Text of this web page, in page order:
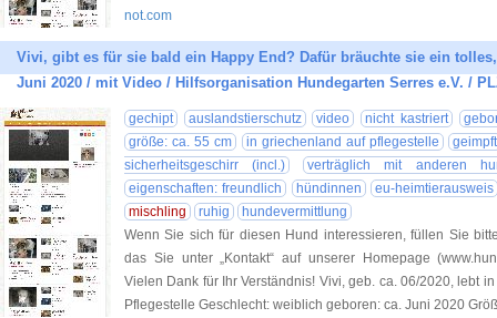
not.com
Vivi, gibt es für sie bald ein Happy End? Dafür bräuchte sie ein
Juni 2020 / mit Video / Hilfsorganisation Hundegarten Serres e.V. /
gechipt auslandstierschutz video nicht kastriert
größe: ca. 55 cm
in griechenland auf pflegestelle
geimpft
sicherheitsgeschirr (incl.)
verträglich mit anderen
eigenschaften: freundlich
hündinnen
eu-heimtierausweis
mischling
ruhig
hundevermittlung
Wenn Sie sich für diesen Hund interessieren, füllen Sie
das Sie unter „Kontakt“ auf unserer Homepage
Vielen Dank für Ihr Verständnis! Vivi, geb. ca. 06/2020, lebt
Pflegestelle Geschlecht: weiblich geboren: ca. Juni 2020